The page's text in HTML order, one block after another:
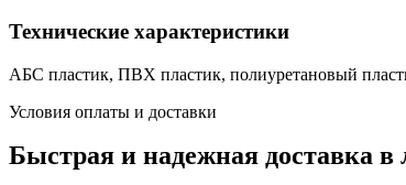
Технические характеристики
АБС пластик, ПВХ пластик, полиуретановый
Условия оплаты и доставки
Быстрая и надежная доставка